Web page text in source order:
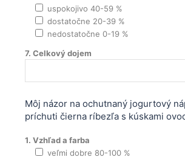
uspokojivo 40-59 %
dostatočne 20-39 %
nedostatočne 0-19 %
7. Celkový dojem
Môj názor na ochutnaný jogurtový
príchuti čierna ríbezľa s kúskami
1. Vzhľad a farba
veľmi dobre 80-100 %